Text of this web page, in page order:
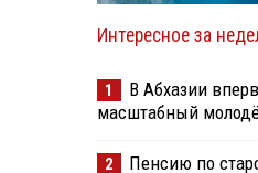
Интересное за
1
В Абхазии
масштабный
2
Пенсию по